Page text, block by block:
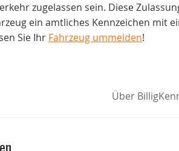
zugelassen sein. Diese
ein amtliches Kennzeichen mit
Sie Ihr Fahrzeug ummelden!
Über